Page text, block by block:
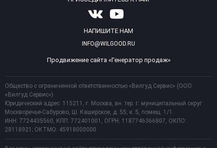
НАПИШИТЕ НАМ
INFO@WILGOOD.RU
Продвижение сайта «Генератор продаж»
Общество с ограниченной ответственностью «Вилгуд Сервис» (ООО
«Вилгуд Сервис»)
Юридический адрес: 115211, г. Москва, вн. тер. г. муниципальный округ
Москворечье-Сабурово, Ш. Каширское, д. 55, к. 5, помещ. 1/1.
ИНН: 7724435560, КПП: 772401001, ОГРН: 1187746366807, ОКПО:
28118921; ОКТМО: 45918000000